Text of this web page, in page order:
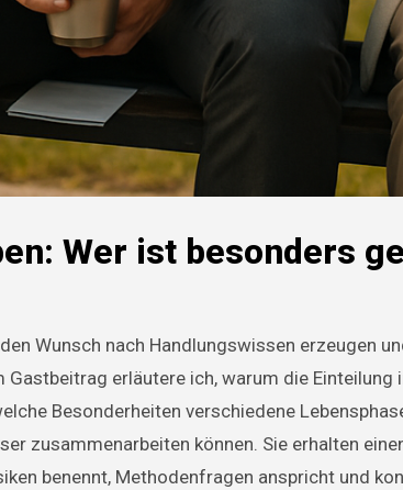
Wer ist besonders
Wunsch nach Handlungswissen erzeugen
erläutere ich, warum die Einteilung
Besonderheiten verschiedene
zusammenarbeiten können. Sie erhalten
benennt, Methodenfragen anspricht und